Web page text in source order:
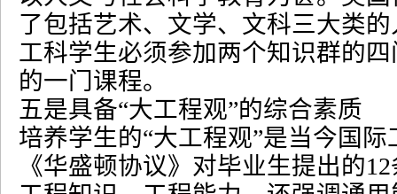
了包括艺术、文学、文科三大类
工科学生必须参加两个知识群的
的一门课程。
五是具备“大工程观”的综合素质
培养学生的“大工程观”是当今国际
《华盛顿协议》对毕业生提出的12